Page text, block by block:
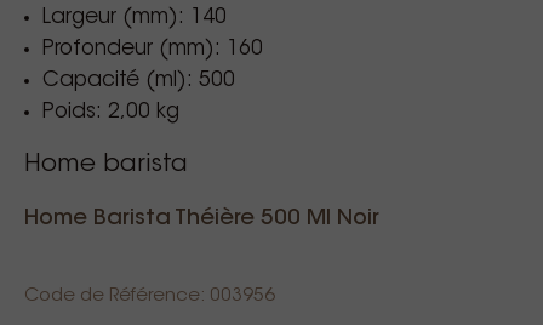
Largeur (mm): 140
Profondeur (mm): 160
Capacité (ml): 500
Poids: 2,00 kg
Home barista
Home Barista Théière 500 Ml Noir
Code de Référence: 003956